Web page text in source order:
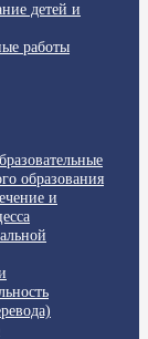
детей и
работы
образования
и